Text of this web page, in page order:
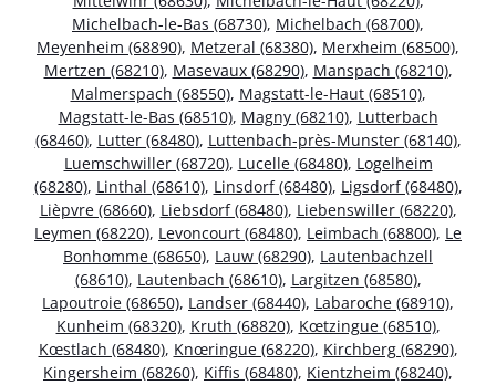
Michelbach-le-Bas (68730), Michelbach (68700),
Meyenheim (68890), Metzeral (68380), Merxheim (68500),
Mertzen (68210), Masevaux (68290), Manspach (68210),
Malmerspach (68550), Magstatt-le-Haut (68510),
Magstatt-le-Bas (68510), Magny (68210), Lutterbach
(68460), Lutter (68480), Luttenbach-près-Munster (68140),
Luemschwiller (68720), Lucelle (68480), Logelheim
(68280), Linthal (68610), Linsdorf (68480), Ligsdorf (68480),
Lièpvre (68660), Liebsdorf (68480), Liebenswiller (68220),
Leymen (68220), Levoncourt (68480), Leimbach (68800), Le
Bonhomme (68650), Lauw (68290), Lautenbachzell
(68610), Lautenbach (68610), Largitzen (68580),
Lapoutroie (68650), Landser (68440), Labaroche (68910),
Kunheim (68320), Kruth (68820), Kœtzingue (68510),
Kœstlach (68480), Knœringue (68220), Kirchberg (68290),
Kingersheim (68260), Kiffis (68480), Kientzheim (68240),